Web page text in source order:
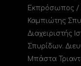
Εκπρόσωπος /
Καμπιώτης
Διαχειριστής
Σπυρίδων.
Μπάστα